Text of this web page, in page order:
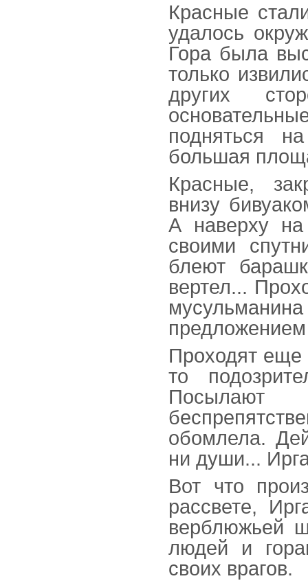
Красные
удалось
Гора была
только
других
подняться
большая
Красные,
внизу
А наверху
своими
блеют
вертел...
Проходят еще
то
Посылают
обомлела.
ни души...
Вот что
рассвете,
верблюжьей
людей и
своих врагов.